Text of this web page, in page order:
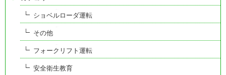
ショベルローダ運転
その他
フォークリフト運転
安全衛生教育